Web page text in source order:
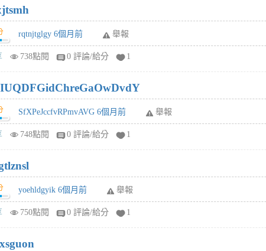
rqtnjtglgy 6個月前 舉報
738點閱 0 評論/給分 1
SfXPeJccfvRPmvAVG 6個月前 舉報
748點閱 0 評論/給分 1
yoehldgyik 6個月前 舉報
750點閱 0 評論/給分 1